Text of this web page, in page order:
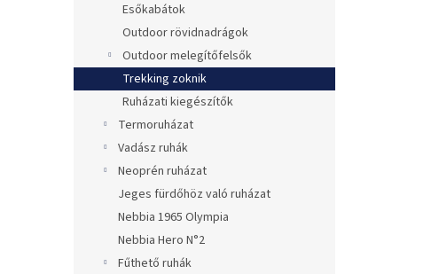
Esőkabátok
Outdoor rövidnadrágok
Outdoor melegítőfelsők
Trekking zoknik
Ruházati kiegészítők
Termoruházat
Vadász ruhák
Neoprén ruházat
Jeges fürdőhöz való ruházat
Nebbia 1965 Olympia
Nebbia Hero N°2
Fűthető ruhák